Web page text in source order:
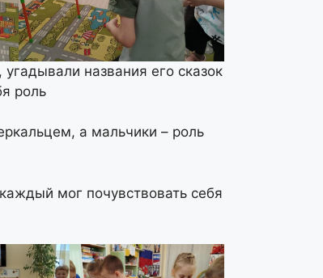
названия его сказок
роль
а мальчики – роль
мог почувствовать себя